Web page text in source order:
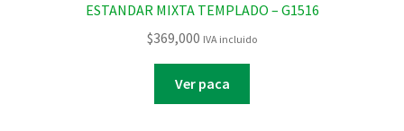
ESTANDAR MIXTA TEMPLADO – G1516
$369,000 IVA incluido
Ver paca